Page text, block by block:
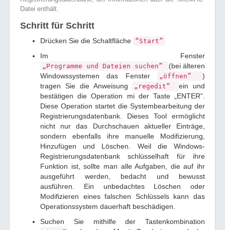
Datei enthält.
Schritt für Schritt
Drücken Sie die Schaltfläche “Start”
Im Fenster
„Programme und Dateien suchen”
(bei älteren
Windowssystemen das Fenster
„öffnen”
)
tragen Sie die Anweisung
„regedit“
ein und
bestätigen die Operation mi der Taste „ENTER”.
Diese Operation startet die Systembearbeitung der
Registrierungsdatenbank. Dieses Tool ermöglicht
nicht nur das Durchschauen aktueller Einträge,
sondern ebenfalls ihre manuelle Modifizierung,
Hinzufügen und Löschen. Weil die Windows-
Registrierungsdatenbank schlüsselhaft für ihre
Funktion ist, sollte man alle Aufgaben, die auf ihr
ausgeführt werden, bedacht und bewusst
ausführen. Ein unbedachtes Löschen oder
Modifizieren eines falschen Schlüssels kann das
Operationssystem dauerhaft beschädigen.
Suchen Sie mithilfe der Tastenkombination